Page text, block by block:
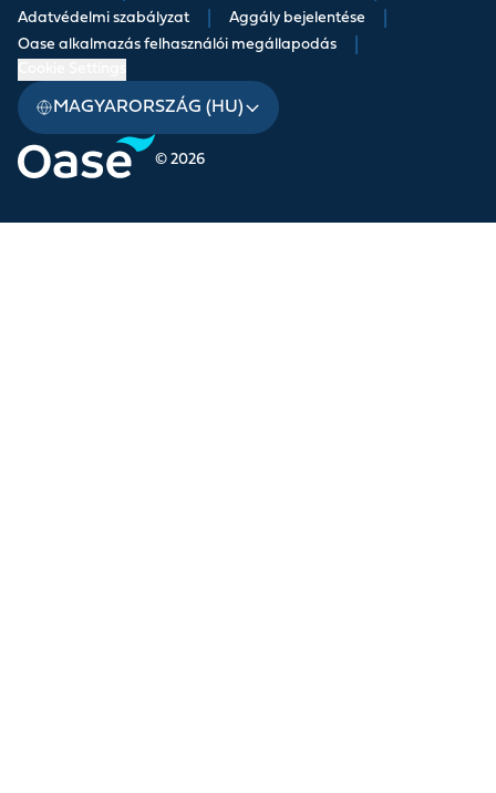
© 2026
Adatvédelmi szabályzat Aggály bejelentése
Oase alkalmazás felhasználói megállapodás
MAGYARORSZÁG (HU)